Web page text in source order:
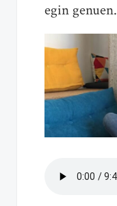
egin genuen.